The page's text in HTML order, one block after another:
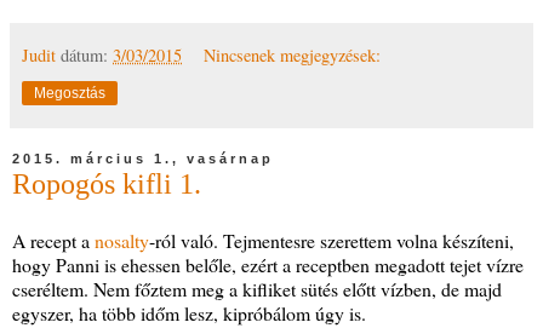
Judit dátum: 3/03/2015 Nincsenek megjegyzések:
Megosztás
2015. március 1., vasárnap
Ropogós kifli 1.
A recept anosalty-ról való. Tejmentesre szerettem volna készíteni,
hogy Panni is ehessen belőle, ezért a receptben megadott tejet vízre
cseréltem. Nem főztem meg a kifliket sütés előtt vízben, de majd
egyszer, ha több időm lesz, kipróbálom úgy is.